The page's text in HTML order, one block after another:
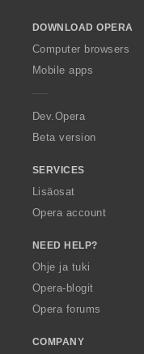
w
O
p
a
DOWNLOAD OPERA
Computer browsers
Mobile apps
Dev.Opera
Beta version
SERVICES
Lisäosat
Opera account
NEED HELP?
Ohje ja tuki
Opera-blogit
Opera forums
COMPANY